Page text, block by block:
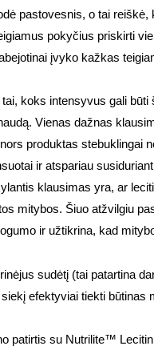
pastovesnis, o tai
pokyčius priskirti
įvyko kažkas
koks intensyvus gali
Vienas dažnas
produktas stebuklingai
ir atspariau
klausimas yra, ar
mitybos. Šiuo atžvilgiu
ir užtikrina, kad
sudėtį (tai patartina
siekį efektyviai tiekti būtinas
patirtis su Nutrilite™